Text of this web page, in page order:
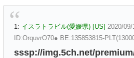
1: イスラトラビル(愛媛県) [US] 2020/
ID:OrquvrO70● BE:135853815-
sssp://img.5ch.net/